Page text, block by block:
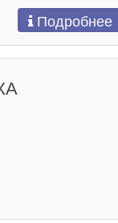
Подробнее